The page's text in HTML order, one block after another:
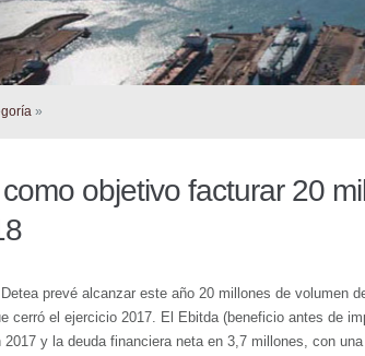
»
objetivo facturar 20
prevé alcanzar este año 20 millones de volumen
cerró el ejercicio 2017. El Ebitda (beneficio antes de
y la deuda financiera neta en 3,7 millones, con